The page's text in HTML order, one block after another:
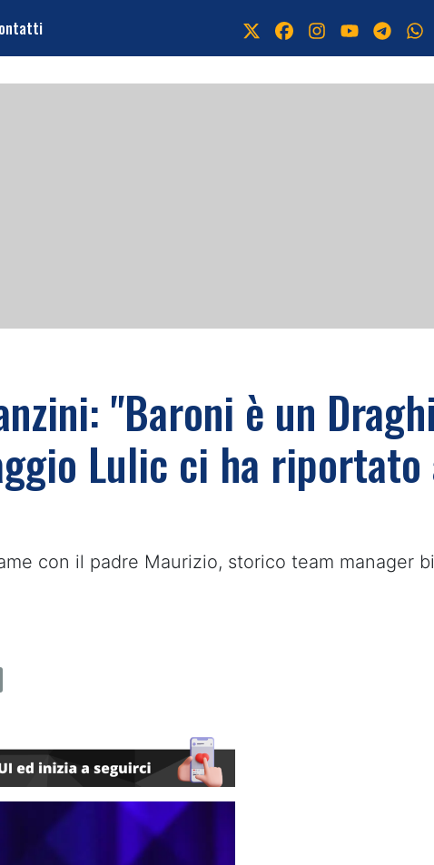
"Baroni è un
Lulic ci ha riportato
con il padre Maurizio, storico team manager